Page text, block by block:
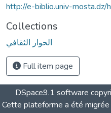
http://e-biblio.univ-
Collections
الحوار الثقافي
Full item page
DSpace9.1 software
Cette plateforme a été